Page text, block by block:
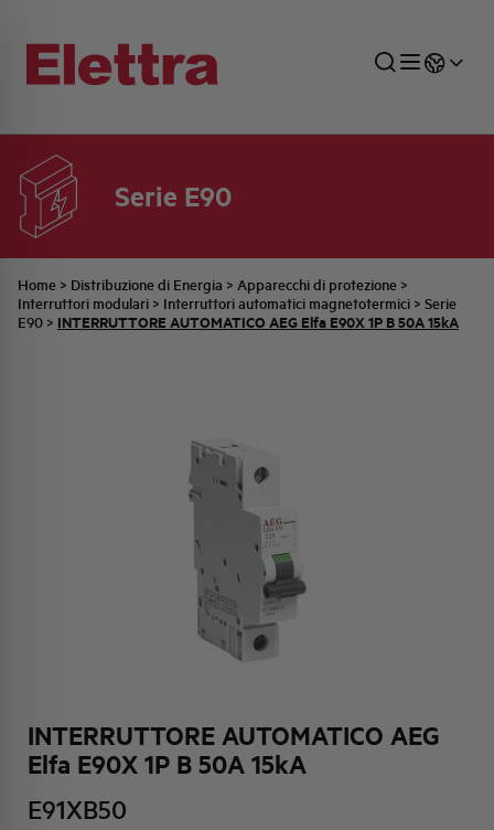
Serie E90
Home > Distribuzione di Energia > Apparecchi di protezione >
Interruttori modulari > Interruttori automatici magnetotermici > Serie
E90 > INTERRUTTORE AUTOMATICO AEG Elfa E90X 1P B 50A 15kA
INTERRUTTORE AUTOMATICO AEG
Elfa E90X 1P B 50A 15kA
E91XB50
SETTORI
INDUSTRIALE
DISTRIBUZIONE DI ENERGIA
AUTOMAZIONE INDUSTRIALE
RETE COMMERCIALE
UFFICIO TECNICO
PREVENTIVAZIONE
COMMESSE QUADRI
AZIENDA
FAMIGLIA BELLINI
IDENTITÀ AZIENDALE
ATTIVITÀ E MERCATI
TUTTE LE NEWS
ULTIME NOTIZIE ISTITUZIONALI
JOB CAREERS
PARTNER